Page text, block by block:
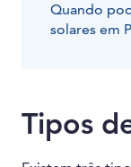
Quando
solares em
Tipos